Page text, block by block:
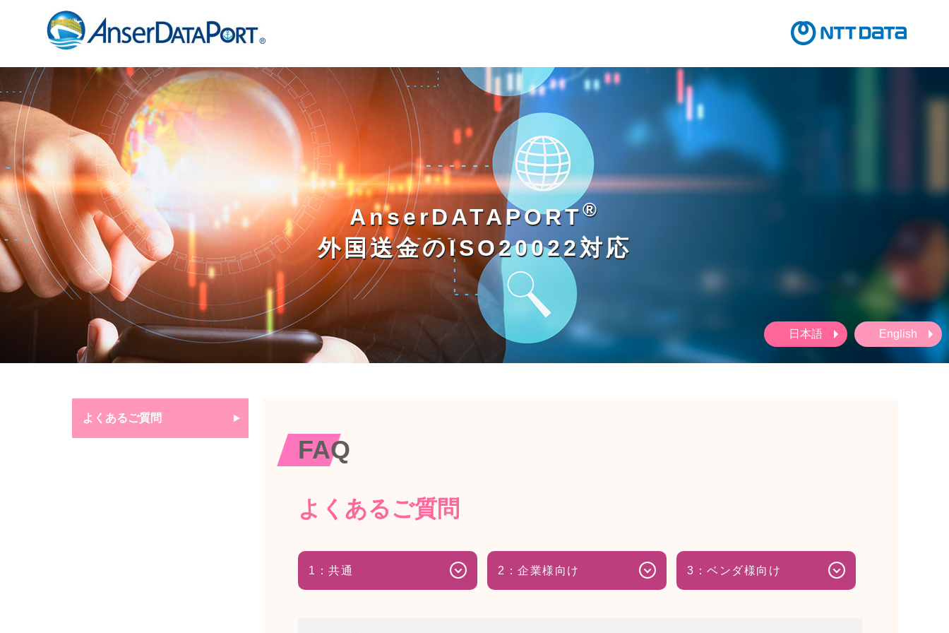
AnserDATAPORT®
外国送金のISO20022対応
日本語 English
よくあるご質問
FAQ
よくあるご質問
1：共通 2：企業様向け 3：ベンダ様向け